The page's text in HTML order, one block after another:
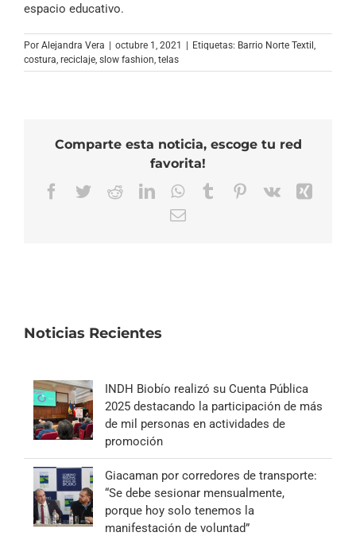
espacio educativo.
Por Alejandra Vera octubre 1, 2021 Etiquetas: Barrio Norte Textil ,
costura, reciclaje, slow fashion, telas
Comparte esta noticia, escoge tu red
favorita!
Facebook
TwitterRedditLinkedInWhatsApp
TumblrPinterest
Vk
Correo
Noticias Recientes
INDH Biobío realizó su Cuenta Pública
2025 destacando la participación de más
de mil personas en actividades de
promoción
Giacaman por corredores de transporte:
“Se debe sesionar mensualmente,
porque hoy solo tenemos la
manifestación de voluntad”